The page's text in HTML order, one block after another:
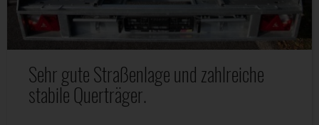
Sehr gute Straßenlage und zahlreiche
stabile Querträger.